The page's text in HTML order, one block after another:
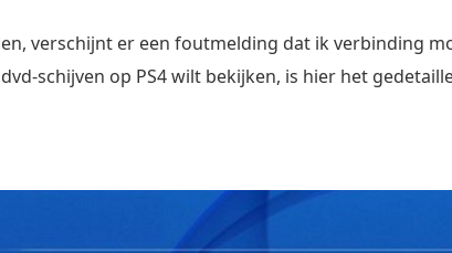
verschijnt er een foutmelding dat ik verbinding
schijven op PS4 wilt bekijken, is hier het